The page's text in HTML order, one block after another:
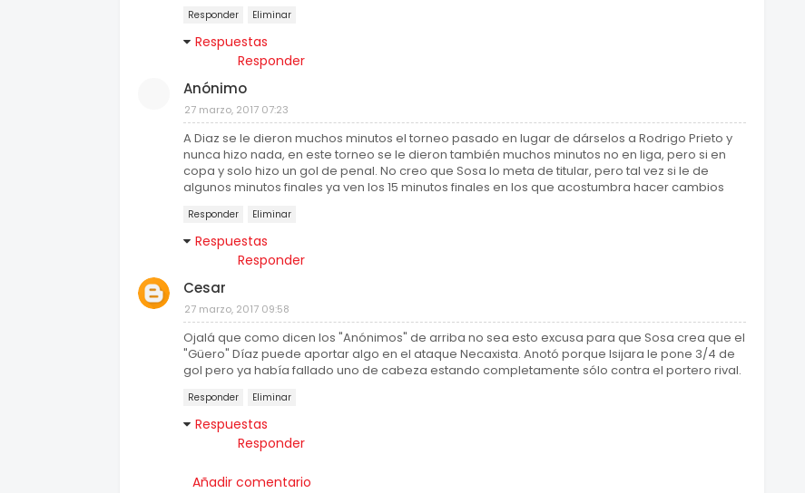
Responder Eliminar
Respuestas
Responder
Anónimo
27 marzo, 2017 07:23
A Diaz se le dieron muchos minutos el torneo pasado en lugar de dárselos a Rodrigo Prieto y
nunca hizo nada, en este torneo se le dieron también muchos minutos no en liga, pero si en
copa y solo hizo un gol de penal. No creo que Sosa lo meta de titular, pero tal vez si le de
algunos minutos finales ya ven los 15 minutos finales en los que acostumbra hacer cambios
Responder Eliminar
Respuestas
Responder
Cesar
27 marzo, 2017 09:58
Ojalá que como dicen los "Anónimos" de arriba no sea esto excusa para que Sosa crea que el
"Güero" Díaz puede aportar algo en el ataque Necaxista. Anotó porque Isijara le pone 3/4 de
gol pero ya había fallado uno de cabeza estando completamente sólo contra el portero rival.
Responder Eliminar
Respuestas
Responder
Añadir comentario